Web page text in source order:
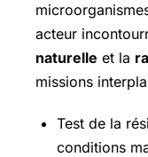
acteur
naturelle et la
missions
Test de la
conditions